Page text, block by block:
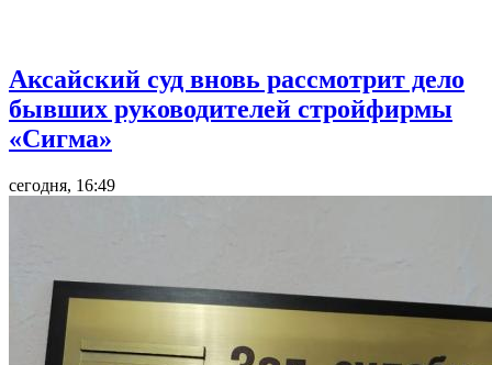
Аксайский суд вновь рассмотрит дело
бывших руководителей стройфирмы
«Сигма»
сегодня, 16:49